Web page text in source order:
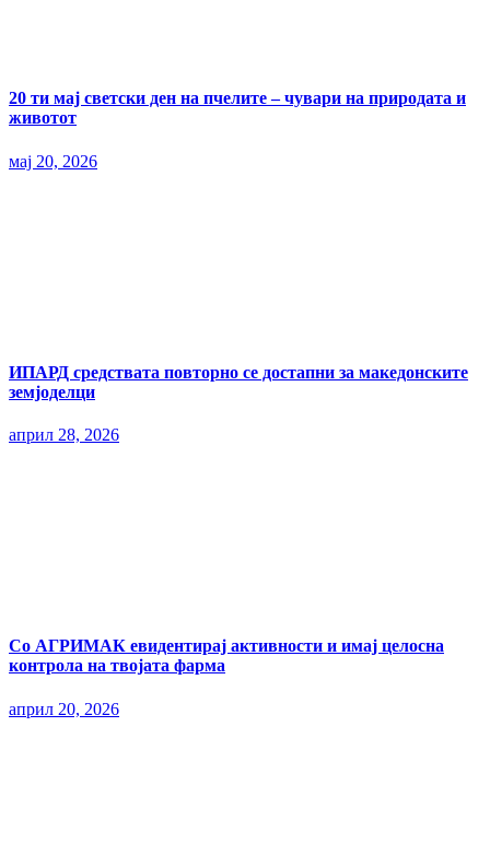
20 ти мај светски ден на пчелите – чувари на природата и
животот
мај 20, 2026
ИПАРД средствата повторно се достапни за македонските
земјоделци
април 28, 2026
Со АГРИМАК евидентирај активности и имај целосна
контрола на твојата фарма
април 20, 2026